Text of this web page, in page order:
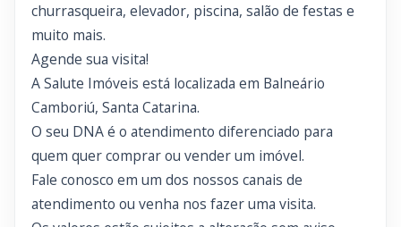
churrasqueira, elevador, piscina, salão de festas e
muito mais.
Agende sua visita!
A Salute Imóveis está localizada em Balneário
Camboriú, Santa Catarina.
O seu DNA é o atendimento diferenciado para
quem quer comprar ou vender um imóvel.
Fale conosco em um dos nossos canais de
atendimento ou venha nos fazer uma visita.